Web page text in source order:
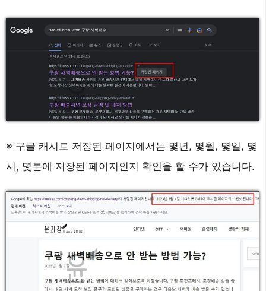
※ 구글 캐시로 저장된 페이지에서는 몇년, 몇월, 몇일, 몇
시, 몇분에 저장된 페이지인지 확인을 할 수가 있습니다.